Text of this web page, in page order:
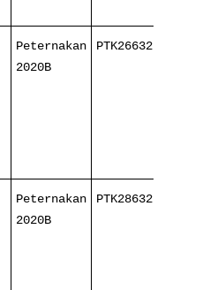
Peternakan
2020B
PTK266321
Peternakan
2020B
PTK286321